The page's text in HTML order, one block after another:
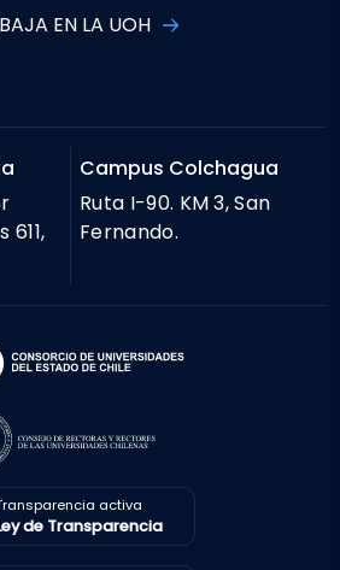
EN LA UOH
611,
Campus Colchagua
Ruta I-90. KM 3, San
Fernando.
activa
de Transparencia